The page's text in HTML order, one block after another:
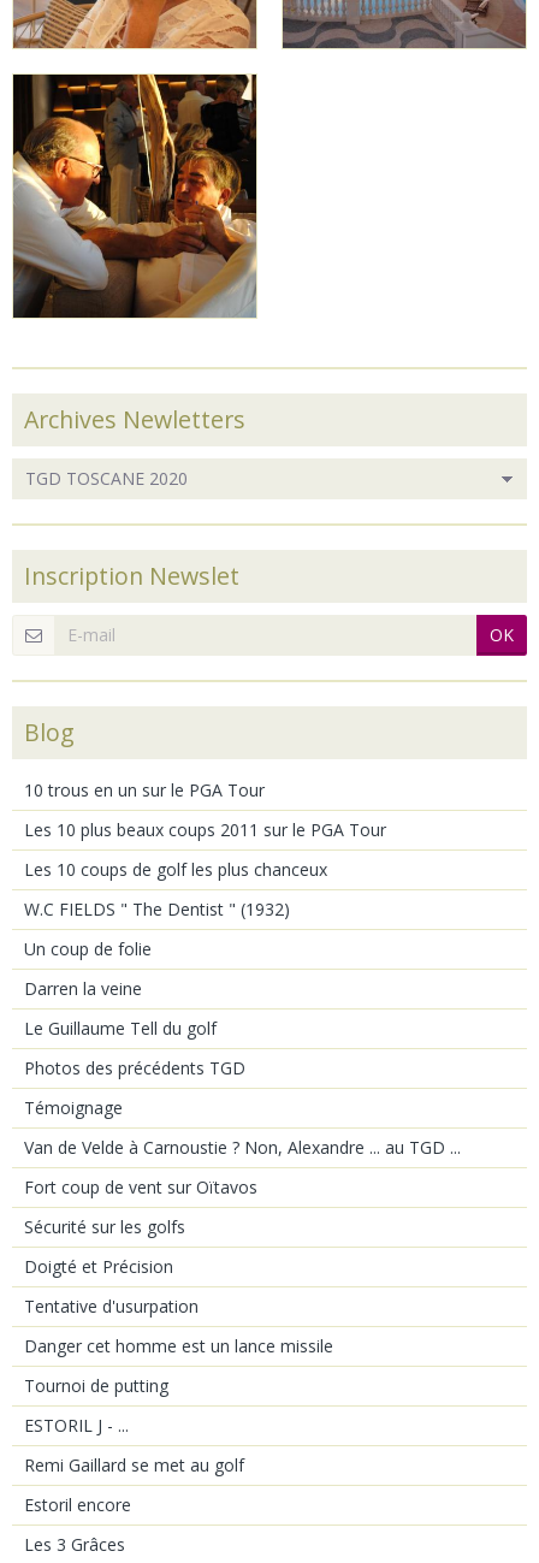
Archives Newletters
Inscription Newslet
OK
Blog
10 trous en un sur le PGA Tour
Les 10 plus beaux coups 2011 sur le PGA Tour
Les 10 coups de golf les plus chanceux
W.C FIELDS " The Dentist " (1932)
Un coup de folie
Darren la veine
Le Guillaume Tell du golf
Photos des précédents TGD
Témoignage
Van de Velde à Carnoustie ? Non, Alexandre ... au TGD ...
Fort coup de vent sur Oïtavos
Sécurité sur les golfs
Doigté et Précision
Tentative d'usurpation
Danger cet homme est un lance missile
Tournoi de putting
ESTORIL J - ...
Remi Gaillard se met au golf
Estoril encore
Les 3 Grâces